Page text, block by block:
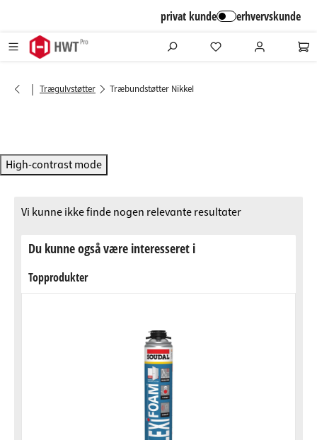
privat kunde erhvervskunde
| Trægulvstøtter Træbundstøtter Nikkel
High-contrast mode
Vi kunne ikke finde nogen relevante resultater
Du kunne også være interesseret i
Topprodukter